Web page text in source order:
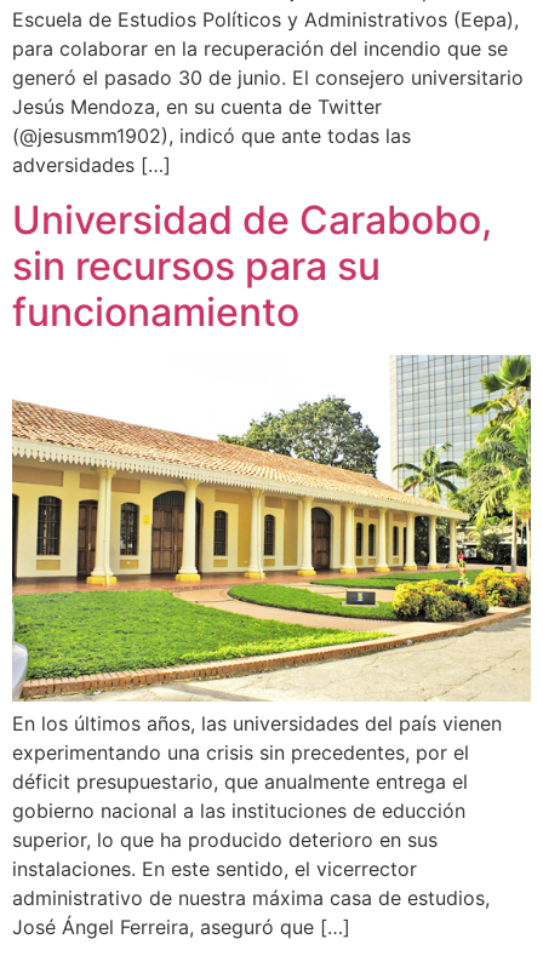
Escuela de Estudios Políticos y Administrativos (Eepa),
para colaborar en la recuperación del incendio que se
generó el pasado 30 de junio. El consejero universitario
Jesús Mendoza, en su cuenta de Twitter
(@jesusmm1902), indicó que ante todas las
adversidades […]
Universidad de Carabobo,
sin recursos para su
funcionamiento
En los últimos años, las universidades del país vienen
experimentando una crisis sin precedentes, por el
déficit presupuestario, que anualmente entrega el
gobierno nacional a las instituciones de educción
superior, lo que ha producido deterioro en sus
instalaciones. En este sentido, el vicerrector
administrativo de nuestra máxima casa de estudios,
José Ángel Ferreira, aseguró que […]